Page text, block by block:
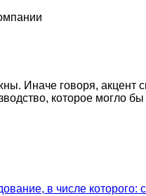
Иначе говоря, акцент
которое могло
в числе которого: